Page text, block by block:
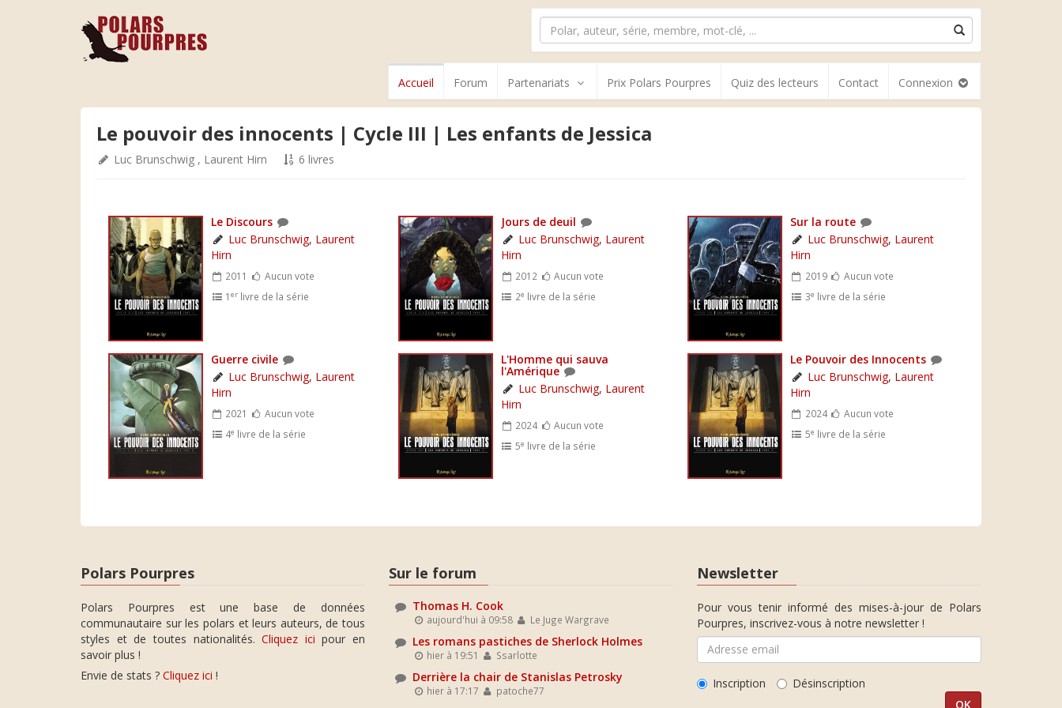
Accueil Forum Partenariats Prix Polars Pourpres Quiz des lecteurs Contact Connexion
Le pouvoir des innocents | Cycle III | Les enfants de Jessica
Luc Brunschwig , Laurent Hirn 6 livres
Le Discours
Luc Brunschwig, Laurent
Hirn
2011
Aucun vote
1er livre de la série
Jours de deuil
Luc Brunschwig, Laurent
Hirn
2012
Aucun vote
2e livre de la série
Sur la route
Luc Brunschwig, Laurent
Hirn
2019
Aucun vote
3e livre de la série
Guerre civile
Luc Brunschwig, Laurent
Hirn
2021
Aucun vote
4e livre de la série
L'Homme qui sauva
l'Amérique
Luc Brunschwig, Laurent
Hirn
2024
Aucun vote
5e livre de la série
Le Pouvoir des Innocents
Luc Brunschwig, Laurent
Hirn
2024
Aucun vote
5e livre de la série
Polars Pourpres
Polars Pourpres est une base de données
communautaire sur les polars et leurs auteurs, de tous
styles et de toutes nationalités.Cliquez ici pour en
savoir plus !
Envie de stats ? Cliquez ici !
Sur le forum
Thomas H. Cook
aujourd'hui à 09:58 Le Juge Wargrave
Les romans pastiches de Sherlock Holmes
hier à 19:51 Ssarlotte
Derrière la chair de Stanislas Petrosky
hier à 17:17 patoche77
Newsletter
Pour vous tenir informé des mises-à-jour de Polars
Pourpres, inscrivez-vous à notre newsletter !
Inscription Désinscription